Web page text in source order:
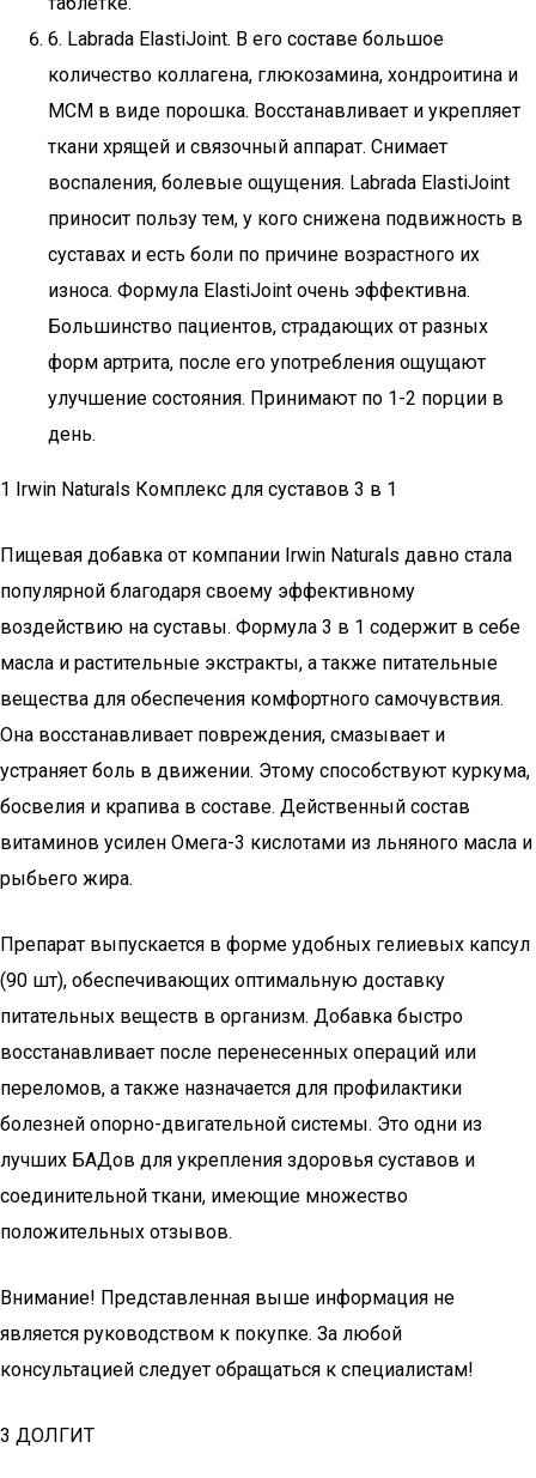
6. Labrada ElastiJoint. В его составе большое
количество коллагена, глюкозамина, хондроитина и
МСМ в виде порошка. Восстанавливает и укрепляет
ткани хрящей и связочный аппарат. Снимает
воспаления, болевые ощущения. Labrada ElastiJoint
приносит пользу тем, у кого снижена подвижность в
суставах и есть боли по причине возрастного их
износа. Формула ElastiJoint очень эффективна.
Большинство пациентов, страдающих от разных
форм артрита, после его употребления ощущают
улучшение состояния. Принимают по 1-2 порции в
день.
1 Irwin Naturals Комплекс для суставов 3 в 1
Пищевая добавка от компании Irwin Naturals давно стала
популярной благодаря своему эффективному
воздействию на суставы. Формула 3 в 1 содержит в себе
масла и растительные экстракты, а также питательные
вещества для обеспечения комфортного самочувствия.
Она восстанавливает повреждения, смазывает и
устраняет боль в движении. Этому способствуют куркума,
босвелия и крапива в составе. Действенный состав
витаминов усилен Омега-3 кислотами из льняного масла и
рыбьего жира.
Препарат выпускается в форме удобных гелиевых капсул
(90 шт), обеспечивающих оптимальную доставку
питательных веществ в организм. Добавка быстро
восстанавливает после перенесенных операций или
переломов, а также назначается для профилактики
болезней опорно-двигательной системы. Это одни из
лучших БАДов для укрепления здоровья суставов и
соединительной ткани, имеющие множество
положительных отзывов.
Внимание! Представленная выше информация не
является руководством к покупке. За любой
консультацией следует обращаться к специалистам!
3 ДОЛГИТ